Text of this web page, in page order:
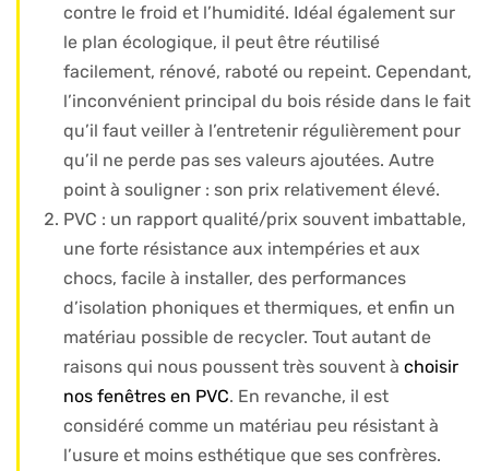
contre le froid et l’humidité. Idéal également sur
le plan écologique, il peut être réutilisé
facilement, rénové, raboté ou repeint. Cependant,
l’inconvénient principal du bois réside dans le fait
qu’il faut veiller à l’entretenir régulièrement pour
qu’il ne perde pas ses valeurs ajoutées. Autre
point à souligner : son prix relativement élevé.
PVC : un rapport qualité/prix souvent imbattable,
une forte résistance aux intempéries et aux
chocs, facile à installer, des performances
d’isolation phoniques et thermiques, et enfin un
matériau possible de recycler. Tout autant de
raisons qui nous poussent très souvent à choisir
nos fenêtres en PVC. En revanche, il est
considéré comme un matériau peu résistant à
l’usure et moins esthétique que ses confrères.